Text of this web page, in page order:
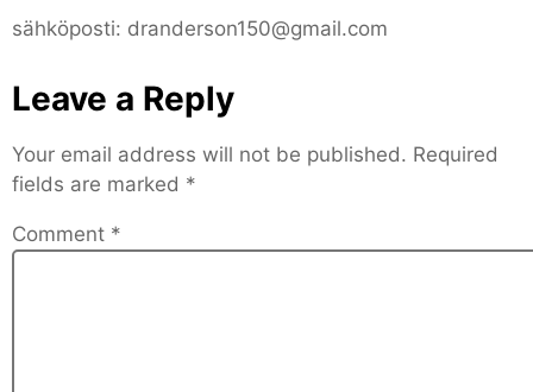
sähköposti: dranderson150@gmail.com
Leave a Reply
Your email address will not be published. Required
fields are marked *
Comment *